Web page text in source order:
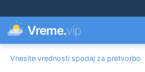
Vreme.vip
Vnesite vrednosti spodaj za pretvorbo